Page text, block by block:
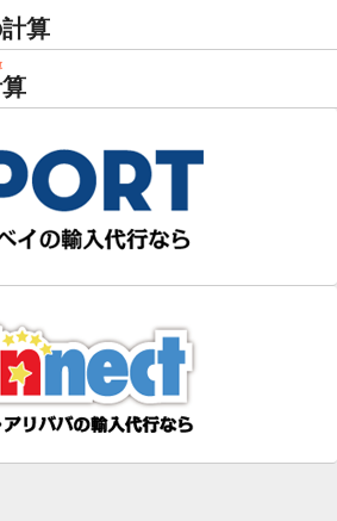
算